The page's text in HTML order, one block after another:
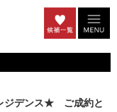
ジデンス★ ご成約と